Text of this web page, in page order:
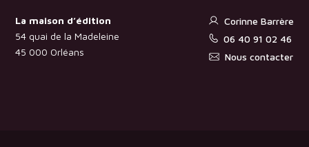
La maison d’édition
54 quai de la Madeleine
45 000 Orléans
Corinne Barrère
06 40 91 02 46
Nous contacter